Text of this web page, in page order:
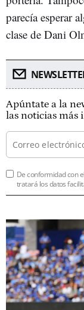
parecía esperar
clase de Dani
Apúntate a la
las noticias más
De conformidad con
tratará los datos